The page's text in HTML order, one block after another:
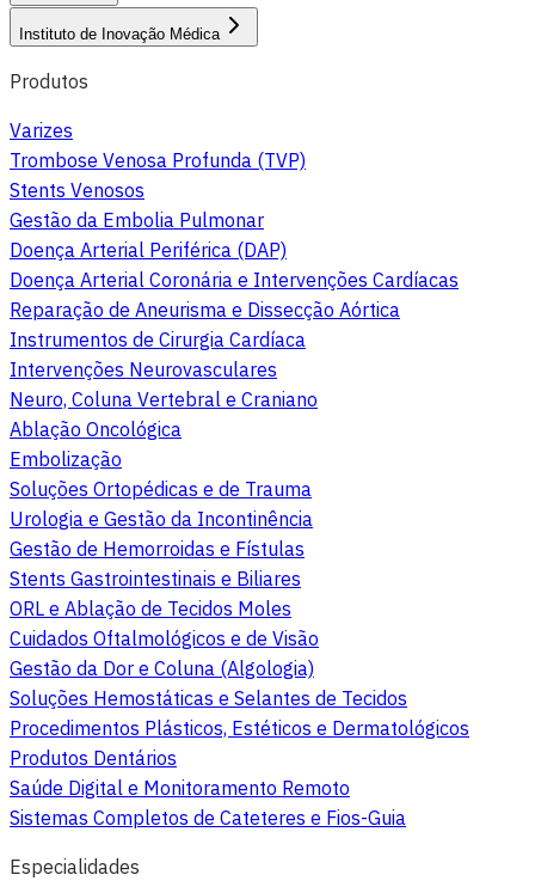
Instituto de Inovação Médica
Produtos
Varizes
Trombose Venosa Profunda (TVP)
Stents Venosos
Gestão da Embolia Pulmonar
Doença Arterial Periférica (DAP)
Doença Arterial Coronária e Intervenções Cardíacas
Reparação de Aneurisma e Dissecção Aórtica
Instrumentos de Cirurgia Cardíaca
Intervenções Neurovasculares
Neuro, Coluna Vertebral e Craniano
Ablação Oncológica
Embolização
Soluções Ortopédicas e de Trauma
Urologia e Gestão da Incontinência
Gestão de Hemorroidas e Fístulas
Stents Gastrointestinais e Biliares
ORL e Ablação de Tecidos Moles
Cuidados Oftalmológicos e de Visão
Gestão da Dor e Coluna (Algologia)
Soluções Hemostáticas e Selantes de Tecidos
Procedimentos Plásticos, Estéticos e Dermatológicos
Produtos Dentários
Saúde Digital e Monitoramento Remoto
Sistemas Completos de Cateteres e Fios-Guia
Especialidades